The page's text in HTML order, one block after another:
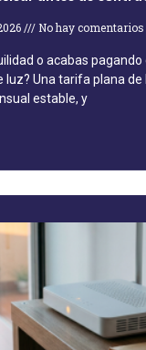
No hay comentarios
o acabas pagando
luz? Una tarifa plana
estable, y